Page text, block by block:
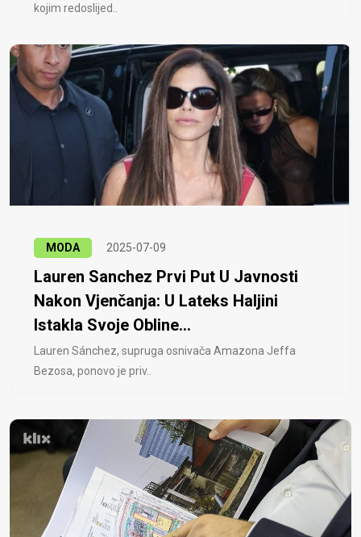
kojim redoslijed..
MODA 2025-07-09
Lauren Sanchez Prvi Put U Javnosti
Nakon Vjenčanja: U Lateks Haljini
Istakla Svoje Obline...
Lauren Sánchez, supruga osnivača Amazona Jeffa
Bezosa, ponovo je priv..